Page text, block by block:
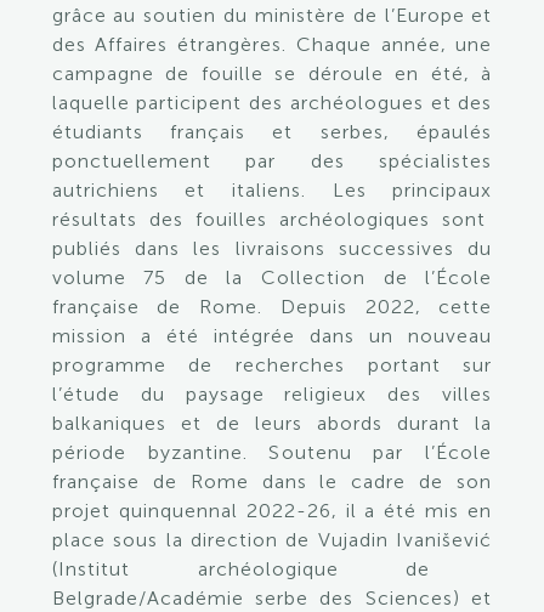
grâce au soutien du ministère de l’Europe et
des Affaires étrangères. Chaque année, une
campagne de fouillese déroule en été, à
laquelle participent des archéologues et des
étudiants français et serbes, épaulés
ponctuellement par desspécialistes
autrichiens et italiens. Les principaux
résultats des fouilles archéologiques
sont
publiés dans les livraisons successives du
volume 75 de la Collection de l’École
française de Rome. Depuis 2022, cette
mission a été intégrée dans un nouveau
programme de recherches portant
sur
l’étude du paysage religieux des villes
balkaniques et de leurs abords durant la
période byzantine. S outenu par l’École
française de Rome dans le cadre de son
projet quinquennal 2022-26, il a été mis en
place sous la direction de Vujadin Ivanišević
(Institut archéologique de
Belgrade/Académie serbe des Sciences) et